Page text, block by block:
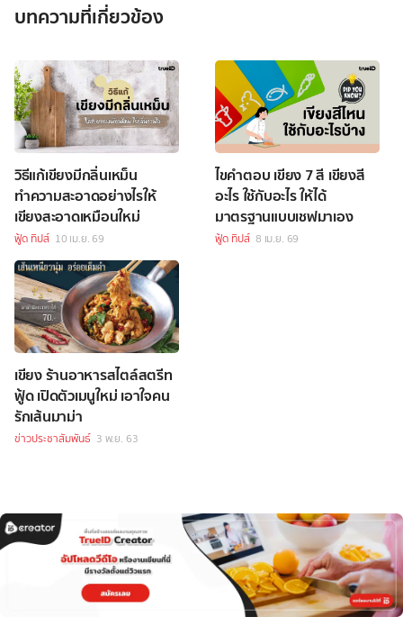
บทความที่เกี่ยวข้อง
วิธีแก้เขียงมีกลิ่นเหม็น
ทำความสะอาดอย่างไรให้
เขียงสะอาดเหมือนใหม่
ฟู้ด ทิปส์ 10 เม.ย. 69
ไขคำตอบ เขียง 7 สี เขียงสี
อะไร ใช้กับอะไร ให้ได้
มาตรฐานแบบเชฟมาเอง
ฟู้ด ทิปส์ 8 เม.ย. 69
เขียง ร้านอาหารสไตล์สตรีท
ฟู้ด เปิดตัวเมนูใหม่ เอาใจคน
รักเส้นมาม่า
ข่าวประชาสัมพันธ์ 3 พ.ย. 63